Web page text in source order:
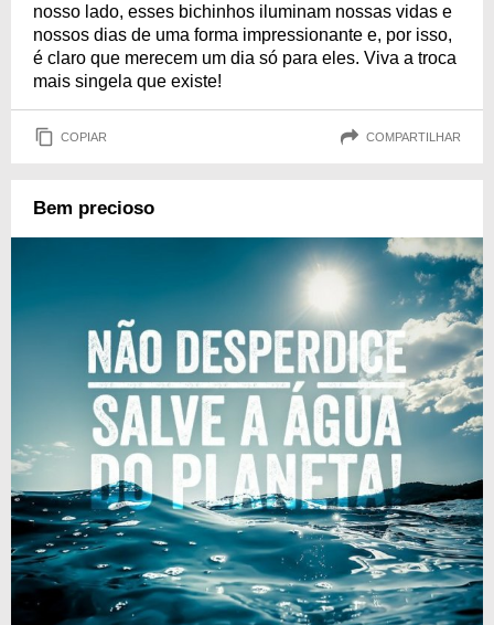
nosso lado, esses bichinhos iluminam nossas vidas e
nossos dias de uma forma impressionante e, por isso,
é claro que merecem um dia só para eles. Viva a troca
mais singela que existe!
COPIAR COMPARTILHAR
Bem precioso